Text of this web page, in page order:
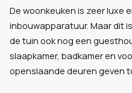
De woonkeuken is zeer luxe
inbouwapparatuur. Maar dit
de tuin ook nog een
slaapkamer, badkamer en
openslaande deuren geven